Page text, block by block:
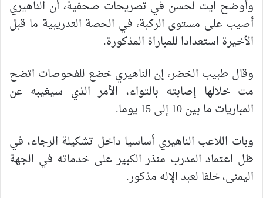
وأوضح ايت لحسن في تصريحات صحفية، أن الناهيري
أصيب على مستوى الركبة، في الحصة التدريبية ما قبل
الأخيرة استعدادا للمباراة المذكورة.
وقال طبيب الخضر، إن الناهيري خضع للفحوصات اتضح
مت خلالها إصابته بالتواء، الأمر الذي سيغيبه عن
المباريات ما بين 10 إلى 15 يوما.
وبات اللاعب الناهيري أساسيا داخل تشكيلة الرجاء، في
ظل اعتماد المدرب منذر الكبير على خدماته في الجهة
اليمنى، خلفا لعبد الإله مذكور.